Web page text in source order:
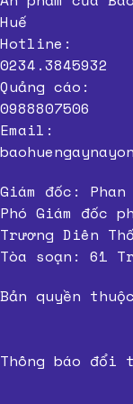
MOTOGO Tours
Huế
Hotline:
0234.3845932
Quảng cáo:
0988807506
Email:
Giám đốc:
Phó Giám đốc
Trương Diên
Tòa soạn: 61
Bản quyền
Thông báo đổi